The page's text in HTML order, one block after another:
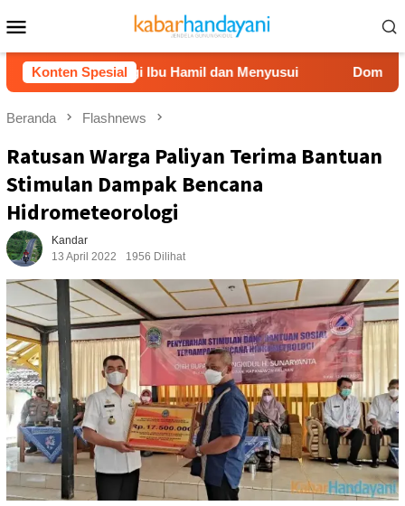
ke
kontenMobile
Konten Spesial
Dampingi Ibu Hamil dan Menyusui Dompet Dhuafa
Beranda Flashnews
Ratusan Warga Paliyan Terima Bantuan
Stimulan Dampak Bencana
Hidrometeorologi
Kandar
13 April 2022
1956 Dilihat